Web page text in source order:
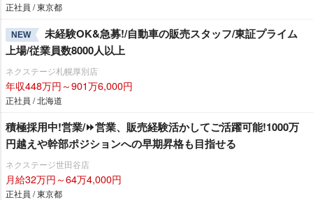
正社員 / 東京都
NEW
未経験OK&急募!/自動車の販売スタッフ/東証プライム
上場/従業員数8000人以上
ネクステージ札幌厚別店
年収448万円～901万6,000円
正社員 / 北海道
積極採用中!営業/⏩️営業、販売経験活かしてご活躍可能!1000万
円越えや幹部ポジションへの早期昇格も目指せる
ネクステージ世田谷店
月給32万円～64万4,000円
正社員 / 東京都